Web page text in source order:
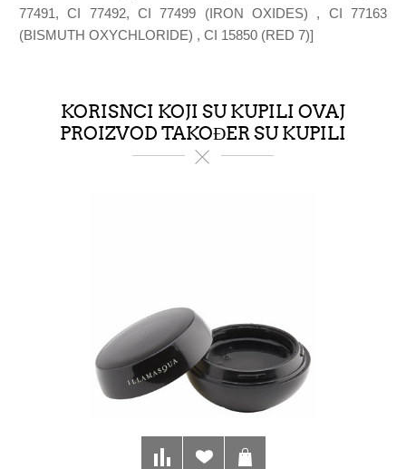
77491, CI 77492, CI 77499 (IRON OXIDES) , CI 77163
(BISMUTH OXYCHLORIDE) , CI 15850 (RED 7)]
KORISNCI KOJI SU KUPILI OVAJ
PROIZVOD TAKOĐER SU KUPILI